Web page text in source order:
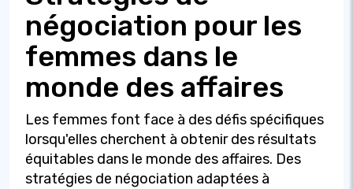
négociation pour les
femmes dans le
monde des affaires
Les femmes font face à des défis spécifiques
lorsqu'elles cherchent à obtenir des résultats
équitables dans le monde des affaires. Des
stratégies de négociation adaptées à